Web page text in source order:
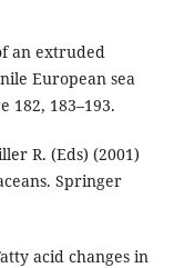
an extruded
European sea
182, 183–193.
R. (Eds) (2001)
Springer
acid changes in